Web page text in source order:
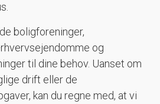
boligforeninger,
og
til dine behov. Uanset om
drift eller de
kan du regne med, at vi